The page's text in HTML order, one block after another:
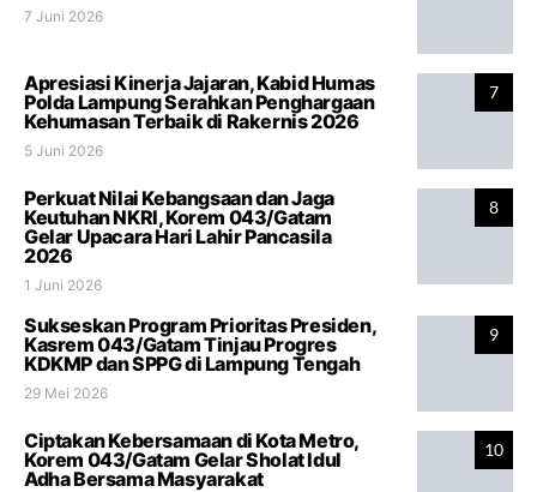
7 Juni 2026
7
Apresiasi Kinerja Jajaran, Kabid Humas
Polda Lampung Serahkan Penghargaan
Kehumasan Terbaik di Rakernis 2026
5 Juni 2026
8
Perkuat Nilai Kebangsaan dan Jaga
Keutuhan NKRI, Korem 043/Gatam
Gelar Upacara Hari Lahir Pancasila
2026
1 Juni 2026
9
Sukseskan Program Prioritas Presiden,
Kasrem 043/Gatam Tinjau Progres
KDKMP dan SPPG di Lampung Tengah
29 Mei 2026
10
Ciptakan Kebersamaan di Kota Metro,
Korem 043/Gatam Gelar Sholat Idul
Adha Bersama Masyarakat